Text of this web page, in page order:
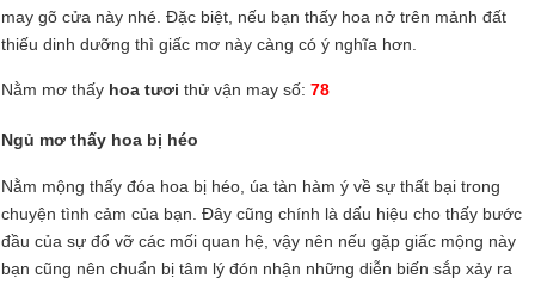
may gõ cửa này nhé. Đặc biệt, nếu bạn thấy hoa nở trên mảnh đất
thiếu dinh dưỡng thì giấc mơ này càng có ý nghĩa hơn.
Nằm mơ thấy hoa tươi thử vận may số: 78
Ngủ mơ thấy hoa bị héo
Nằm mộng thấy đóa hoa bị héo, úa tàn hàm ý về sự thất bại trong
chuyện tình cảm của bạn. Đây cũng chính là dấu hiệu cho thấy bước
đầu của sự đổ vỡ các mối quan hệ, vậy nên nếu gặp giấc mộng này
bạn cũng nên chuẩn bị tâm lý đón nhận những diễn biến sắp xảy ra